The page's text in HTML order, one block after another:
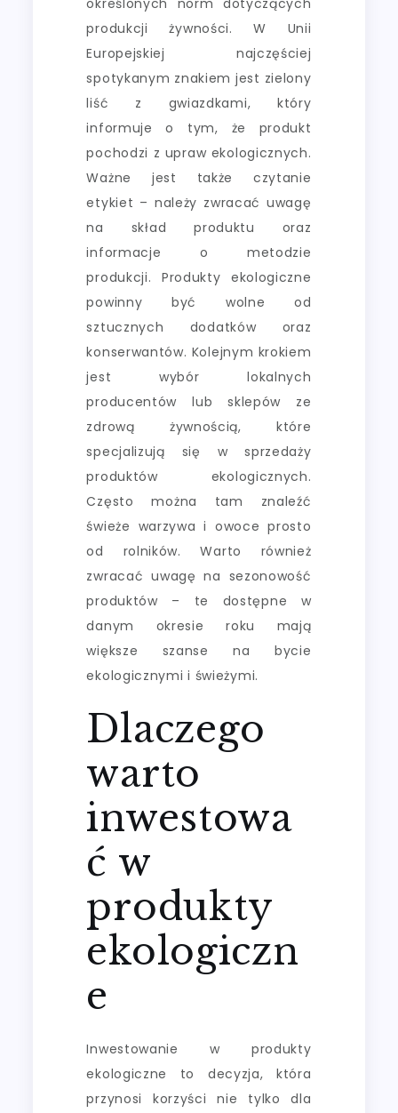
produkcji żywności. W Unii
Europejskiej najczęściej
spotykanym znakiem jest zielony
liść z gwiazdkami, który
informuje o tym, że produkt
pochodzi z upraw ekologicznych.
Ważne jest także czytanie
etykiet – należy zwracać uwagę
na skład produktu oraz
informacje o metodzie
produkcji. Produkty ekologiczne
powinny być wolne od
sztucznych dodatków oraz
konserwantów. Kolejnym krokiem
jest wybór lokalnych
producentów lub sklepów ze
zdrową żywnością, które
specjalizują się w sprzedaży
produktów ekologicznych.
Często można tam znaleźć
świeże warzywa i owoce prosto
od rolników. Warto również
zwracać uwagę na sezonowość
produktów – te dostępne w
danym okresie roku mają
większe szanse na bycie
ekologicznymi i świeżymi.
Dlaczego
warto
inwestowa
ć w
produkty
ekologiczn
e
Inwestowanie w produkty
ekologiczne to decyzja, która
przynosi korzyści nie tylko dla